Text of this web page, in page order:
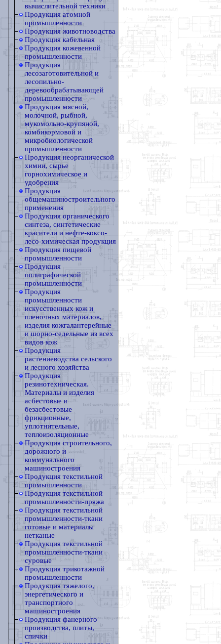
вычислительной техники
Продукция атомной
промышленности
Продукция животноводства
Продукция кабельная
Продукция кожевенной
промышленности
Продукция
лесозаготовительной и
лесопильно-
деревообрабатывающей
промышленности
Продукция мясной,
молочной, рыбной,
мукомольно-крупяной,
комбикормовой и
микробиологической
промышленности
Продукция неорганической
химии, сырье
горнохимическое и
удобрения
Продукция
общемашиностроительного
применения
Продукция органического
синтеза, синтетические
красители и нефте-коксо-
лесо-химическая продукция
Продукция пищевой
промышленности
Продукция
полиграфической
промышленности
Продукция
промышленности
искусственных кож и
пленочных материалов,
изделия кожгалантерейные
и шорно-седельные из всех
видов кож
Продукция
растениеводства сельского
и лесного хозяйства
Продукция
резинотехническая.
Материалы и изделия
асбестовые и
безасбестовые
фрикционные,
уплотнительные,
теплоизоляционные
Продукция строительного,
дорожного и
коммунального
машиностроения
Продукция текстильной
промышленности
Продукция текстильной
промышленности-пряжа
Продукция текстильной
промышленности-ткани
готовые и материалы
нетканые
Продукция текстильной
промышленности-ткани
суровые
Продукция трикотажной
промышленности
Продукция тяжелого,
энергетического и
транспортного
машиностроения
Продукция фанерного
производства, плиты,
спички